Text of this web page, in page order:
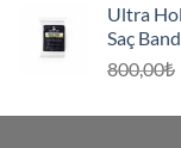
Ultra
Saç
800,00₺